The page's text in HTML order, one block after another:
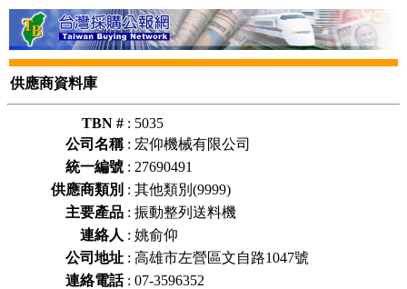
供應商資料庫
TBN # : 5035
公司名稱: 宏仰機械有限公司
統一編號 : 27690491
供應商類別 : 其他類別(9999)
主要產品 : 振動整列送料機
連絡人 : 姚俞仰
公司地址 : 高雄市左營區文自路1047號
連絡電話: 07-3596352